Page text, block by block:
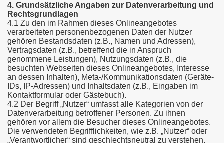
4. Grundsätzliche Angaben zur Datenverarbeitung und
Rechtsgrundlagen
4.1 Zu den im Rahmen dieses Onlineangebotes
verarbeiteten personenbezogenen Daten der Nutzer
gehören Bestandsdaten (z.B., Namen und Adressen),
Vertragsdaten (z.B., betreffend die in Anspruch
genommene Leistungen), Nutzungsdaten (z.B., die
besuchten Webseiten dieses Onlineangebotes, Interesse
an dessen Inhalten), Meta-/Kommunikationsdaten (Geräte-
IDs, IP-Adressen) und Inhaltsdaten (z.B., Eingaben im
Kontaktformular oder Gästebuch).
4.2 Der Begriff „Nutzer“ umfasst alle Kategorien von der
Datenverarbeitung betroffener Personen. Zu ihnen
gehören vor allem die Besucher dieses Onlineangebotes.
Die verwendeten Begrifflichkeiten, wie z.B. „Nutzer“ oder
„Verantwortlicher“ sind geschlechtsneutral zu verstehen.